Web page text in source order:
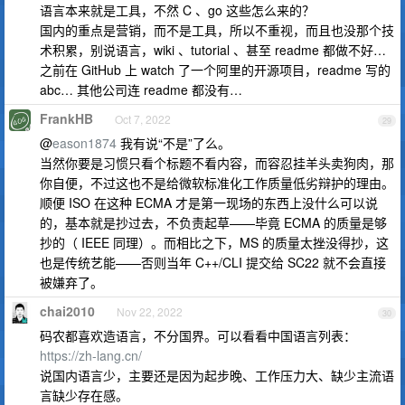
语言本来就是工具，不然 C 、go 这些怎么来的？
国内的重点是营销，而不是工具，所以不重视，而且也没那个技
术积累，别说语言，wiki 、tutorial 、甚至 readme 都做不好…
之前在 GitHub 上 watch 了一个阿里的开源项目，readme 写的
abc… 其他公司连 readme 都没有…
29
FrankHB Oct 7, 2022
@eason1874 我有说“不是”了么。
当然你要是习惯只看个标题不看内容，而容忍挂羊头卖狗肉，那
你自便，不过这也不是给微软标准化工作质量低劣辩护的理由。
顺便 ISO 在这种 ECMA 才是第一现场的东西上没什么可以说
的，基本就是抄过去，不负责起草——毕竟 ECMA 的质量是够
抄的（ IEEE 同理）。而相比之下，MS 的质量太挫没得抄，这
也是传统艺能——否则当年 C++/CLI 提交给 SC22 就不会直接
被嫌弃了。
30
chai2010 Nov 22, 2022
码农都喜欢造语言，不分国界。可以看看中国语言列表：
https://zh-lang.cn/
说国内语言少，主要还是因为起步晚、工作压力大、缺少主流语
言缺少存在感。